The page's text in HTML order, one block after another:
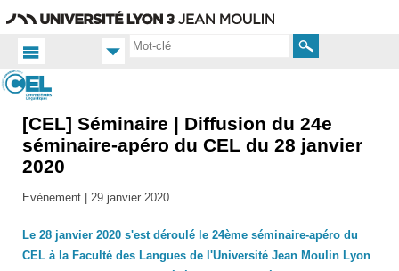
Rechercher
Accueil
FR
Actualités
les actus
[CEL] Séminaire | Diffusion du 24e
séminaire-apéro du CEL du 28 janvier
2020
Evènement | 29 janvier 2020
Le 28 janvier 2020 s'est déroulé le 24ème séminaire-apéro du
CEL à la Faculté des Langues de l'Université Jean Moulin Lyon